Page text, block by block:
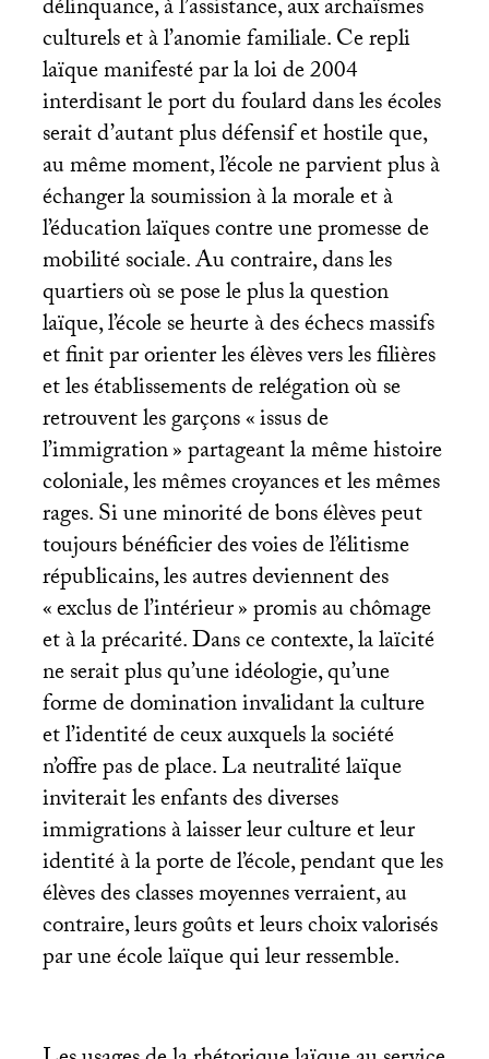
délinquance, à l’assistance, aux archaïsmes
culturels et à l’anomie familiale. Ce repli
laïque manifesté par la loi de 2004
interdisant le port du foulard dans les écoles
serait d’autant plus défensif et hostile que,
au même moment, l’école ne parvient plus à
échanger la soumission à la morale et à
l’éducation laïques contre une promesse de
mobilité sociale. Au contraire, dans les
quartiers où se pose le plus la question
laïque, l’école se heurte à des échecs massifs
et finit par orienter les élèves vers les filières
et les établissements de relégation où se
retrouvent les garçons «issus de
l’immigration» partageant la même histoire
coloniale, les mêmes croyances et les mêmes
rages. Si une minorité de bons élèves peut
toujours bénéficier des voies de l’élitisme
républicains, les autres deviennent des
«exclus de l’intérieur» promis au chômage
et à la précarité. Dans ce contexte, la laïcité
ne serait plus qu’une idéologie, qu’une
forme de domination invalidant la culture
et l’identité de ceux auxquels la société
n’offre pas de place. La neutralité laïque
inviterait les enfants des diverses
immigrations à laisser leur culture et leur
identité à la porte de l’école, pendant que les
élèves des classes moyennes verraient, au
contraire, leurs goûts et leurs choix valorisés
par une école laïque qui leur ressemble.